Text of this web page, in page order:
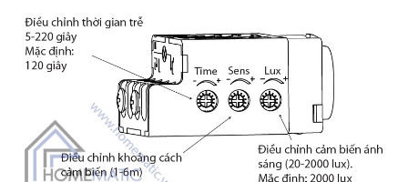
phát hiện ra chuyển động, công tắc tự động gia hạn 5-220
giây liên tục cho đến khi không phát hiện ra chuyển động.
Công tắc thông minh BTX-3PW-MWV1
còn được
trang bị thêm cảm biến ánh sáng, giúp bạn tiết kiệm điện
bằng cách phân biệt trời tối mới bật đèn còn trời sáng sẽ tắt
đèn. Với khả năng hiệu chỉnh linh hoạt nhiều thông số của
cảm biến như chỉnh độ nhạy, thời gian trễ và tinh chỉnh cảm
ĐÁNH GIÁ SẢN PHẨM NÀY
Nếu đã mua sản phẩm này tại Homematic, hãy đánh giá
ngay để giúp hàng người chọn mua hàng tốt nhất bạn
nhé!